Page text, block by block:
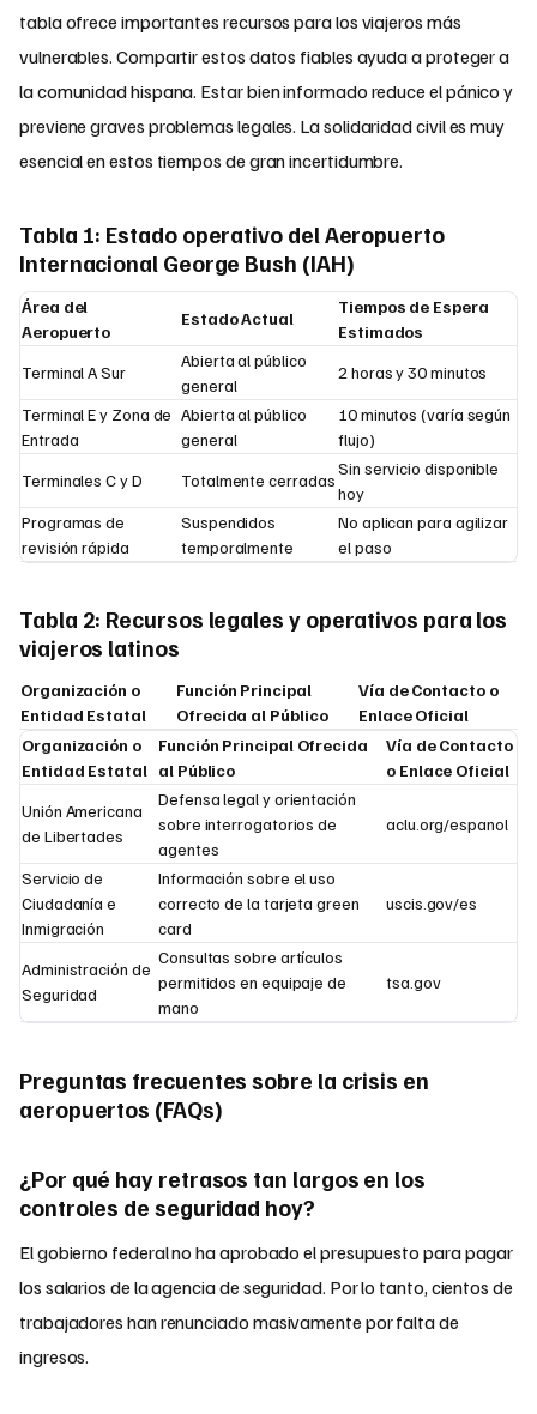
tabla ofrece importantes recursos para los viajeros más
vulnerables. Compartir estos datos fiables ayuda a proteger a
la comunidad hispana. Estar bien informado reduce el pánico y
previene graves problemas legales. La solidaridad civil es muy
esencial en estos tiempos de gran incertidumbre.
Tabla 1: Estado operativo del Aeropuerto
Internacional George Bush (IAH)
Área del
Aeropuerto
Estado Actual
Tiempos de Espera
Estimados
Terminal A Sur
Abierta al público
general
2 horas y 30 minutos
Terminal E y Zona de
Entrada
Abierta al público
general
10 minutos (varía según
flujo)
Terminales C y D
Totalmente cerradas
Sin servicio disponible
hoy
Programas de
revisión rápida
Suspendidos
temporalmente
No aplican para agilizar
el paso
Tabla 2: Recursos legales y operativos para los
viajeros latinos
Organización o
Entidad Estatal
Función Principal
Ofrecida al Público
Vía de Contacto o
Enlace Oficial
Organización o
Entidad Estatal
Función Principal Ofrecida
al Público
Vía de Contacto
o Enlace Oficial
Unión Americana
de Libertades
Defensa legal y orientación
sobre interrogatorios de
agentes
aclu.org/espanol
Servicio de
Ciudadanía e
Inmigración
Información sobre el uso
correcto de la tarjeta green
card
uscis.gov/es
Administración de
Seguridad
Consultas sobre artículos
permitidos en equipaje de
mano
tsa.gov
Preguntas frecuentes sobre la crisis en
aeropuertos (FAQs)
¿Por qué hay retrasos tan largos en los
controles de seguridad hoy?
El gobierno federal no ha aprobado el presupuesto para pagar
los salarios de la agencia de seguridad. Por lo tanto, cientos de
trabajadores han renunciado masivamente por falta de
ingresos.